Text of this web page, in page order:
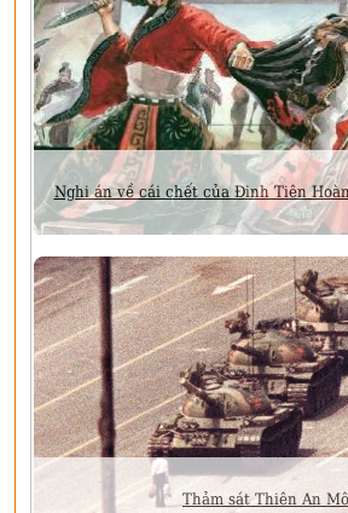
Nghi án về cái chết của Đinh Tiên
Thảm sát Thiên An